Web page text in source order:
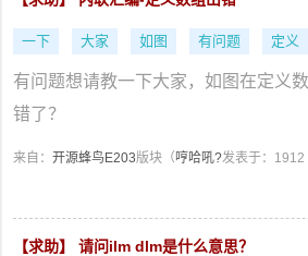
一下 大家 如图 有问题 定义
有问题想请教一下大家，如图在定义
错了？
来自： 开源蜂鸟E203版块（哼哈吼?发表于：1912
【求助】 请问ilm dlm是什么意思？